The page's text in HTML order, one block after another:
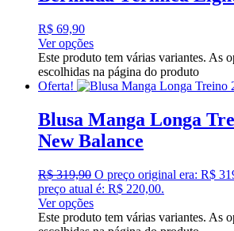
R$ 69,90
Ver opções
Este produto tem várias variantes. As
escolhidas na página do produto
Oferta!
Blusa Manga Longa
New Balance
R$319,90 O preço original era: R$
preço atual é: R$ 220,00.
Ver opções
Este produto tem várias variantes. As